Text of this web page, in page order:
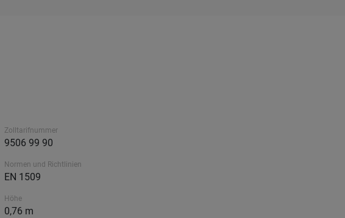
Zolltarifnummer
9506 99 90
Normen und Richtlinien
EN 1509
Höhe
0,76 m